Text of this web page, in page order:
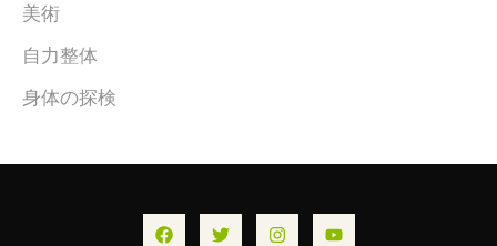
美術
自力整体
身体の探検